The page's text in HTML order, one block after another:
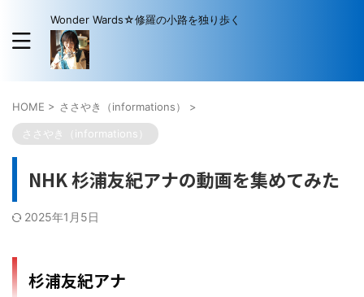
Wonder Wards☆修羅の小路を独り歩く
HOME > ささやき（informations） >
ささやき（informations）
NHK 杉浦友紀アナの動画を集めてみた
2025年1月5日
杉浦友紀アナ